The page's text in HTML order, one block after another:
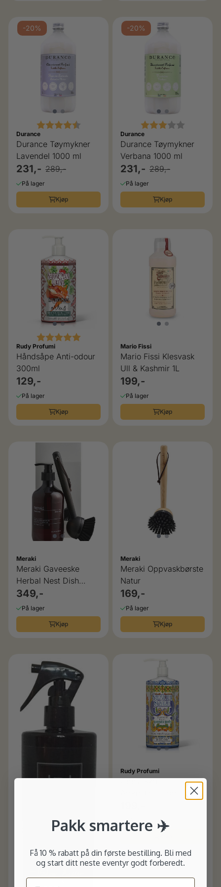
-20%
Karakter:
Durance
Durance Tøymykner
Lavendel 1000 ml
231,- 289,-
På lager
Kjøp
-20%
Karakter:
Durance
Durance Tøymykner
Verbana 1000 ml
231,- 289,-
På lager
Kjøp
Karakter: 5.0 av 5 mulige
Rudy Profumi
Håndsåpe Anti-odour
300ml
129,-
På lager
Kjøp
Mario Fissi
Mario Fissi Klesvask
Ull & Kashmir 1L
199,-
På lager
Kjøp
Meraki
Meraki Gaveeske
Herbal Nest Dish
Wash Essentials
349,-
På lager
Kjøp
Meraki
Meraki Oppvaskbørste
Natur
169,-
På lager
Kjøp
Rudy Profumi
Oppvaskmiddel
Aromatic Herbs 750ml
På lager
Pakk smartere ✈️
Få 10 % rabatt på din første bestilling. Bli med
og start ditt neste eventyr godt forberedt.
Email